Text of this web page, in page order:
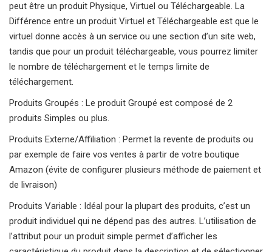
peut être un produit Physique, Virtuel ou Téléchargeable. La
Différence entre un produit Virtuel et Téléchargeable est que le
virtuel donne accès à un service ou une section d’un site web,
tandis que pour un produit téléchargeable, vous pourrez limiter
le nombre de téléchargement et le temps limite de
téléchargement.
Produits Groupés : Le produit Groupé est composé de 2
produits Simples ou plus.
Produits Externe/Affiliation : Permet la revente de produits ou
par exemple de faire vos ventes à partir de votre boutique
Amazon (évite de configurer plusieurs méthode de paiement et
de livraison)
Produits Variable : Idéal pour la plupart des produits, c’est un
produit individuel qui ne dépend pas des autres. L’utilisation de
l’attribut pour un produit simple permet d’afficher les